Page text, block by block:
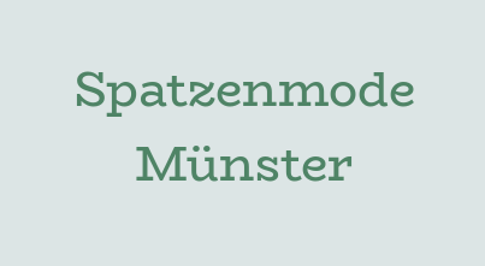
Spatzenmode
Münster